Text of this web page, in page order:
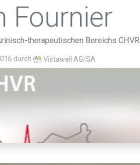
Fournier
therapeutischen Bereichs CHVR
durch Vistawell AG/SA